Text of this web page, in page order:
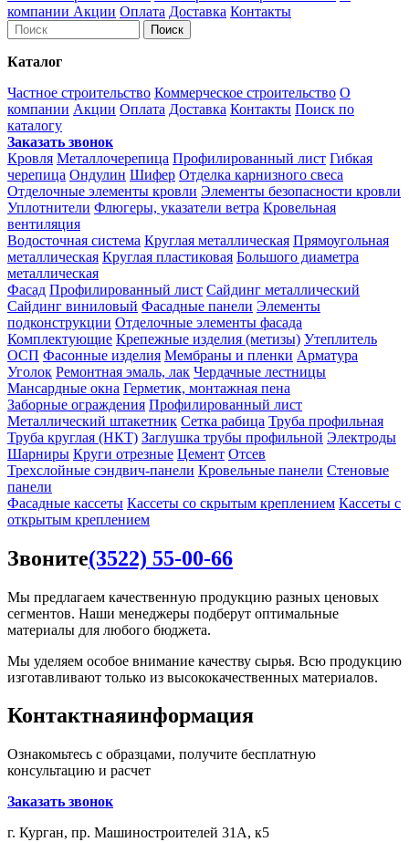
компании Акции Оплата Доставка Контакты
Каталог
Частное строительство Коммерческое строительство О
компании Акции Оплата Доставка Контакты Поиск по
каталогу
Заказать звонок
Кровля Металлочерепица Профилированный лист Гибкая
черепица Ондулин Шифер Отделка карнизного свеса
Отделочные элементы кровли Элементы безопасности кровли
Уплотнители Флюгеры, указатели ветра Кровельная
вентиляция
Водосточная система Круглая металлическая Прямоугольная
металлическая Круглая пластиковая Большого диаметра
металлическая
Фасад Профилированный лист Сайдинг металлический
Сайдинг виниловый Фасадные панели Элементы
подконструкции Отделочные элементы фасада
Комплектующие Крепежные изделия (метизы) Утеплитель
ОСП Фасонные изделия Мембраны и пленки Арматура
Уголок Ремонтная эмаль, лак Чердачные лестницы
Мансардные окна Герметик, монтажная пена
Заборные ограждения Профилированный лист
Металлический штакетник Сетка рабица Труба профильная
Труба круглая (НКТ) Заглушка трубы профильной Электроды
Шарниры Круги отрезные Цемент Отсев
Трехслойные сэндвич-панели Кровельные панели Стеновые
панели
Фасадные кассеты Кассеты со скрытым креплением Кассеты с
открытым креплением
Звоните(3522) 55-00-66
Мы предлагаем качественную продукцию разных ценовых
сегментов. Наши менеджеры подберут оптимальные
материалы для любого бюджета.
Мы уделяем особое внимание качеству сырья. Всю продукцию
изготавливают только из высококачественных материалов.
Контактнаяинформация
Ознакомьтесь с образцами, получите бесплатную
консультацию и расчет
Заказать звонок
г. Курган, пр. Машиностроителей 31А, к5